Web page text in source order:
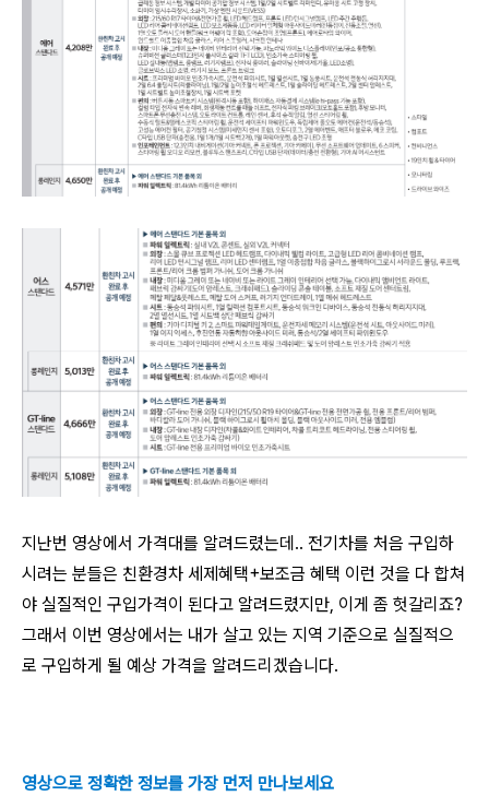
지난번 영상에서 가격대를 알려드렸는데.. 전기차를 처음 구입하
시려는 분들은 친환경차 세제혜택+보조금 혜택 이런 것을 다 합쳐
야 실질적인 구입가격이 된다고 알려드렸지만, 이게 좀 헛갈리죠?
그래서 이번 영상에서는 내가 살고 있는 지역 기준으로 실질적으
로 구입하게 될 예상 가격을 알려드리겠습니다.
영상으로 정확한 정보를 가장 먼저 만나보세요